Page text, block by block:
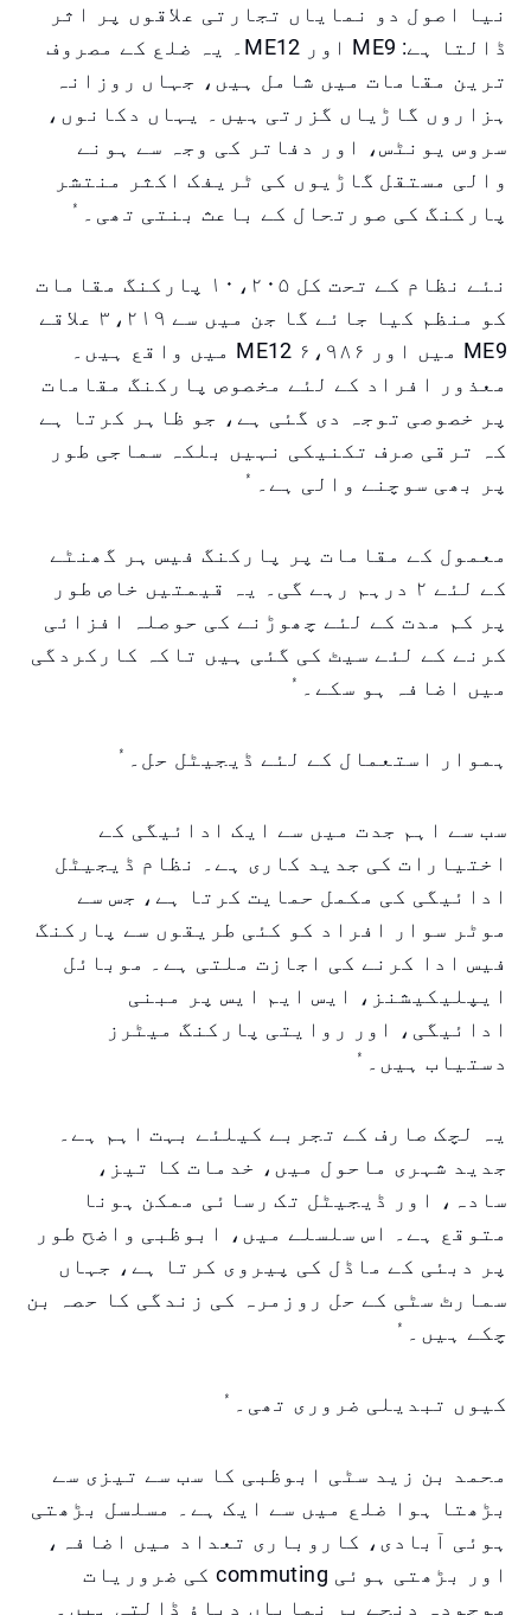
نیا اصول دو نمایاں تجارتی علاقوں پر اثر
ڈالتا ہے: ME9 اور ME12۔ یہ ضلع کے مصروف
ترین مقامات میں شامل ہیں، جہاں روزانہ
ہزاروں گاڑیاں گزرتی ہیں۔ یہاں دکانوں،
سروس یونٹس، اور دفاتر کی وجہ سے ہونے
والی مستقل گاڑیوں کی ٹریفک اکثر منتشر
پارکنگ کی صورتحال کے باعث بنتی تھی۔ ُ
نئے نظام کے تحت کل ۱۰،۲۰۵ پارکنگ مقامات
کو منظم کیا جائے گا جن میں سے ۳،۲۱۹ علاقے
ME9 میں اور ۶،۹۸۶ ME12 میں واقع ہیں۔
معذور افراد کے لئے مخصوص پارکنگ مقامات
پر خصوصی توجہ دی گئی ہے، جو ظاہر کرتا ہے
کہ ترقی صرف تکنیکی نہیں بلکہ سماجی طور
پر بھی سوچنے والی ہے۔ ُ
معمول کے مقامات پر پارکنگ فیس ہر گھنٹے
کے لئے ۲ درہم رہے گی۔ یہ قیمتیں خاص طور
پر کم مدت کے لئے چھوڑنے کی حوصلہ افزائی
کرنے کے لئے سیٹ کی گئی ہیں تاکہ کارکردگی
میں اضافہ ہو سکے۔ ُ
ہموار استعمال کے لئے ڈیجیٹل حل۔ ُ
سب سے اہم جدت میں سے ایک ادائیگی کے
اختیارات کی جدید کاری ہے۔ نظام ڈیجیٹل
ادائیگی کی مکمل حمایت کرتا ہے، جس سے
موٹر سوار افراد کو کئی طریقوں سے پارکنگ
فیس ادا کرنے کی اجازت ملتی ہے۔ موبائل
ایپلیکیشنز، ایس ایم ایس پر مبنی
ادائیگی، اور روایتی پارکنگ میٹرز
دستیاب ہیں۔ ُ
یہ لچک صارف کے تجربے کیلئے بہت اہم ہے۔
جدید شہری ماحول میں، خدمات کا تیز،
سادہ، اور ڈیجیٹل تک رسائی ممکن ہونا
متوقع ہے۔ اس سلسلے میں، ابوظبی واضح طور
پر دبئی کے ماڈل کی پیروی کرتا ہے، جہاں
سمارٹ سٹی کے حل روزمرہ کی زندگی کا حصہ بن
چکے ہیں۔ ُ
کیوں تبدیلی ضروری تھی۔ ُ
محمد بن زید سٹی ابوظبی کا سب سے تیزی سے
بڑھتا ہوا ضلع میں سے ایک ہے۔ مسلسل بڑھتی
ہوئی آبادی، کاروباری تعداد میں اضافہ،
اور بڑھتی ہوئی commuting کی ضروریات
موجودہ دنچے پر نمایاں دباؤ ڈالتی ہیں۔